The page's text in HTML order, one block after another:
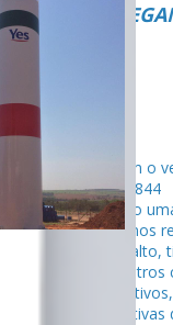
Fale com o
99795-
Seguindo
fabricamos
tubular
entre